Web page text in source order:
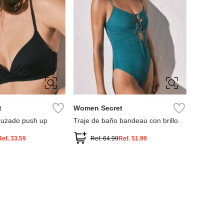
95B
push up
33.59
L
M XL
Women Secret
Traje de baño bandeau con brillo
Ref.64.99Ref. 51.99